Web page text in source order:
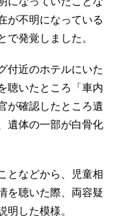
が不明になっている
発覚しました。
付近のホテルにいた
聴いたところ「車内
が確認したところ遺
遺体の一部が白骨化
となどから、児童相
を聴いた際、両容疑
した模様。